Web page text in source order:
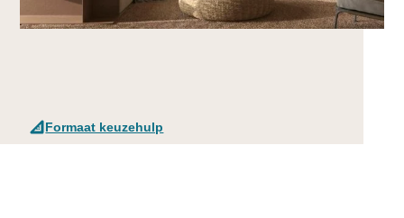
Formaat keuzehulp